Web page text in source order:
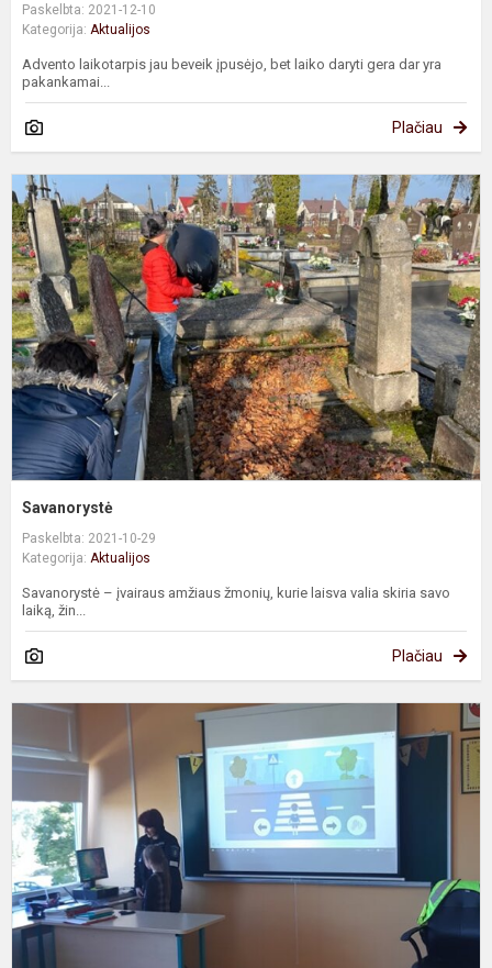
Paskelbta: 2021-12-10
Kategorija: Aktualijos
Advento laikotarpis jau beveik įpusėjo, bet laiko daryti gera dar yra
pakankamai...
Plačiau
Savanorystė
Paskelbta: 2021-10-29
Kategorija: Aktualijos
Savanorystė – įvairaus amžiaus žmonių, kurie laisva valia skiria savo
laiką, žin...
Plačiau